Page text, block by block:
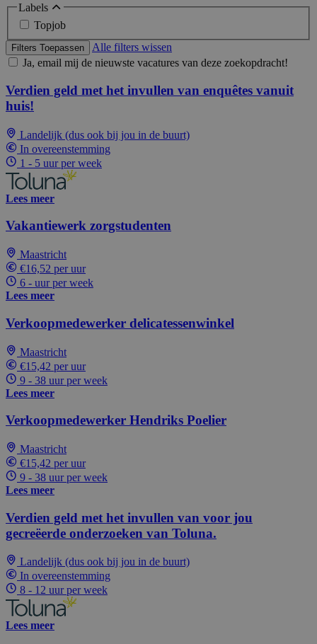
Labels
Topjob
Filters Toepassen
Alle filters wissen
Ja, email mij de nieuwste vacatures van deze zoekopdracht!
Verdien geld met het invullen van enquêtes vanuit
huis!
Landelijk (dus ook bij jou in de buurt)
In overeenstemming
1 - 5 uur per week
Lees meer
Vakantiewerk zorgstudenten
Maastricht
€16,52 per uur
6 - uur per week
Lees meer
Verkoopmedewerker delicatessenwinkel
Maastricht
€15,42 per uur
9 - 38 uur per week
Lees meer
Verkoopmedewerker Hendriks Poelier
Maastricht
€15,42 per uur
9 - 38 uur per week
Lees meer
Verdien geld met het invullen van voor jou
gecreëerde onderzoeken van Toluna.
Landelijk (dus ook bij jou in de buurt)
In overeenstemming
8 - 12 uur per week
Lees meer